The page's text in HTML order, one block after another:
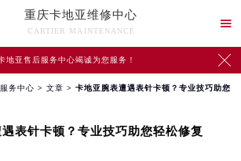
重庆卡地亚维修中心
CARTIER MAINTENANCE

地亚售后服务中心竭诚为您服务！ 
务中心 > 文章 > 卡地亚腕表遭遇表针卡顿？专业技巧助您
表针卡顿？专业技巧助您轻松修复